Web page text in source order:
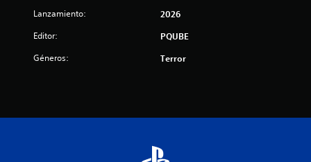
Lanzamiento: 2026
Editor: PQUBE
Géneros: Terror